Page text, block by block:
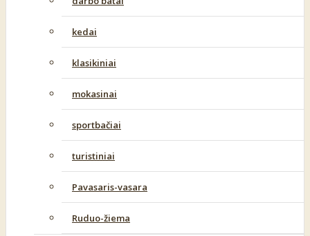
kedai
klasikiniai
mokasinai
sportbačiai
turistiniai
Pavasaris-vasara
Ruduo-žiema